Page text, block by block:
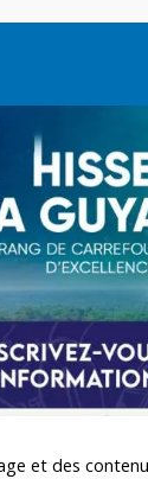
et des